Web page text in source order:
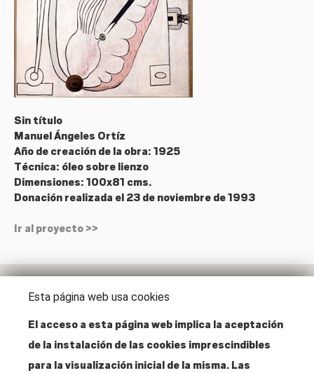
Sin título
Manuel Ángeles Ortíz
Año de creación de la obra: 1925
Técnica: óleo sobre lienzo
Dimensiones: 100x81 cms.
Donación realizada el 23 de noviembre de 1993
Ir al proyecto >>
Dirección
28012 Madrid
Esta página web usa cookies
El acceso a esta página web implica la aceptación
de la instalación de las cookies imprescindibles
para la visualización inicial de la misma. Las